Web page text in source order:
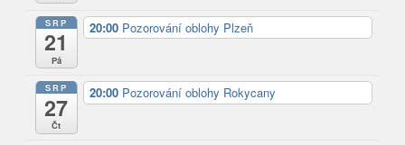
SRP
21
Pá
20:00 Pozorování oblohy Plzeň
SRP
27
Čt
20:00 Pozorování oblohy Rokycany